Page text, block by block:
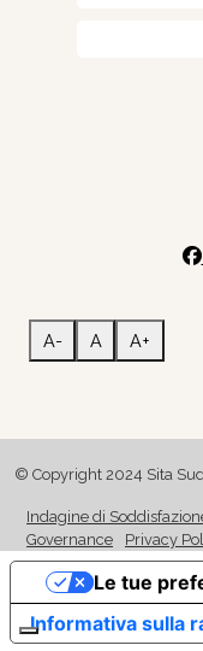
A- A A+
© Copyright 2024 Sita
Indagine di
Governance
Privacy
Informativa sulla
Le tue